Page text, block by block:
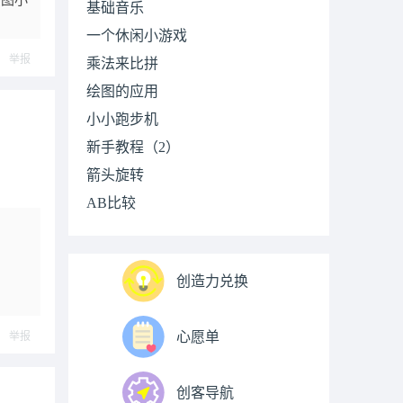
举报
举报
基础音乐
一个休闲小游戏
乘法来比拼
绘图的应用
小小跑步机
新手教程（2）
箭头旋转
AB比较
创造力兑换
心愿单
创客导航